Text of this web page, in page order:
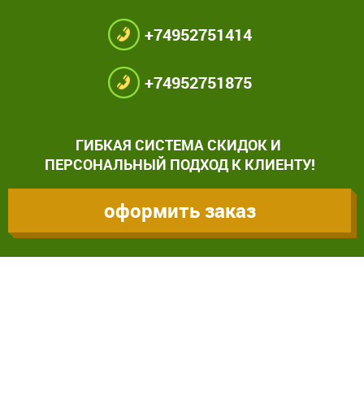
+74952751414
+74952751875
ГИБКАЯ СИСТЕМА СКИДОК И
ПЕРСОНАЛЬНЫЙ ПОДХОД К КЛИЕНТУ!
оформить заказ